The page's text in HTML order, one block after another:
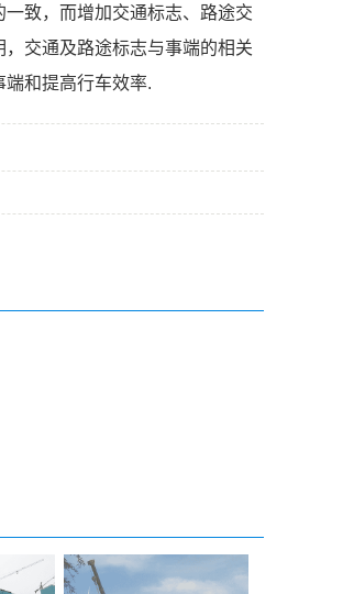
致，而增加交通标志、路途交
交通及路途标志与事端的相关
和提高行车效率.